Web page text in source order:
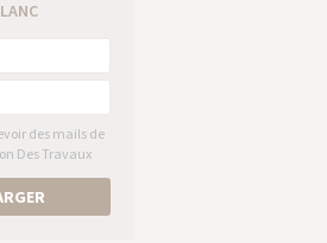
des mails de
Des Travaux